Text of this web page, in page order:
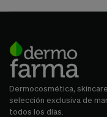
Dermocosmética,
selección exclusiva de
todos los días.